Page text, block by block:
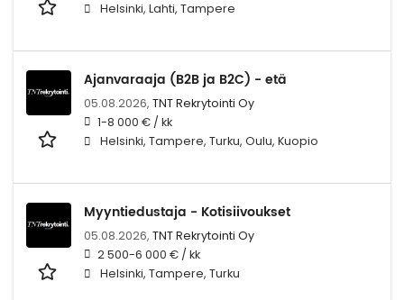
Helsinki, Lahti, Tampere
Ajanvaraaja (B2B ja B2C) - etä
05.08.2026, TNT Rekrytointi Oy
1-8 000 € / kk
Helsinki, Tampere, Turku, Oulu, Kuopio
Myyntiedustaja - Kotisiivoukset
05.08.2026, TNT Rekrytointi Oy
2 500-6 000 € / kk
Helsinki, Tampere, Turku